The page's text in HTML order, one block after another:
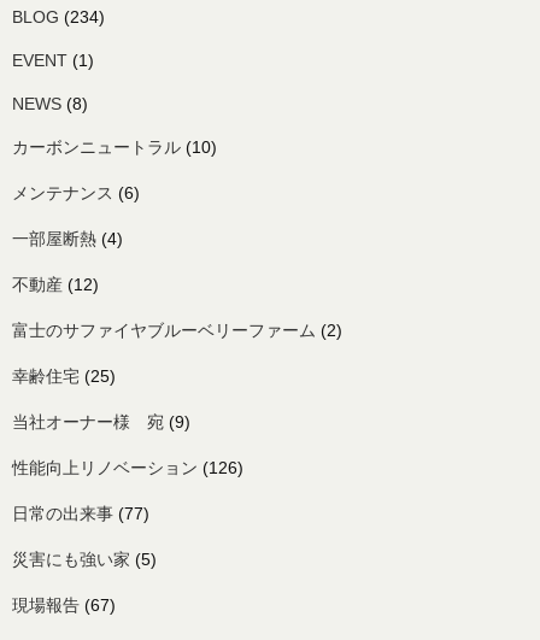
BLOG (234)
EVENT (1)
NEWS (8)
カーボンニュートラル (10)
メンテナンス (6)
一部屋断熱 (4)
不動産 (12)
富士のサファイヤブルーベリーファーム (2)
幸齢住宅 (25)
当社オーナー様 宛 (9)
性能向上リノベーション (126)
日常の出来事 (77)
災害にも強い家 (5)
現場報告 (67)